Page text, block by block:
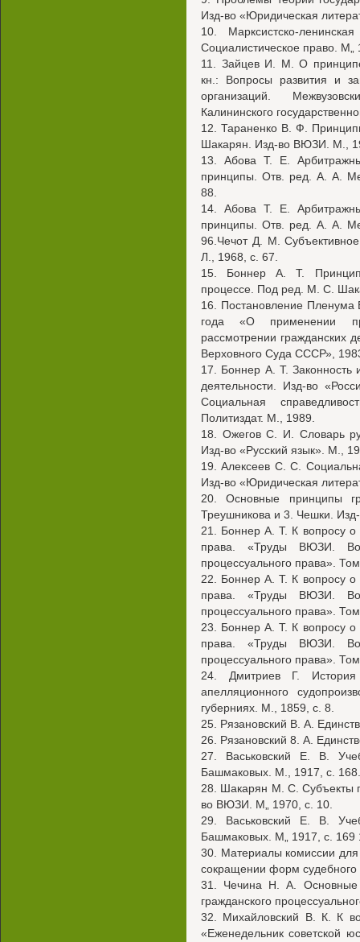
Изд-во «Юридическая
10. Марксистско-
Социалистическое право. М„
11. Зайцев И. М. О
кн.: Вопросы развития и
организаций.
Калининского
12. Тараненко В. Ф.
Шакарян. Изд-во ВЮЗИ. М.,
13. Абова Т. Е.
принципы. Отв. ред. А. А.
88.
14. Абова Т. Е.
принципы. Отв. ред. А. А.
96.Чечот Д. М.
Л., 1968, с. 67.
15. Боннер А. Т. Принцип
процессе. Под ред. М. С.
16. Постановление
года «О применении
рассмотрении гражданских
Верховного Суда СССР»,
17. Боннер А. Т. Законность
деятельности. Изд-во
Социальная
Политиздат. М., 1989.
18. Ожегов С. И. Словарь
Изд-во «Русский язык». М.,
19. Алексеев С. С.
Изд-во «Юридическая
20. Основные принципы
Треушникова и 3. Чешки.
21. Боннер А. Т. К вопросу о
права. «Труды ВЮЗИ.
процессуального права».
22. Боннер А. Т. К вопросу о
права. «Труды ВЮЗИ.
процессуального права».
23. Боннер А. Т. К вопросу о
права. «Труды ВЮЗИ.
процессуального права».
24. Дмитриев Г. История
апелляционного
губерниях. М., 1859, с. 8.
25. Рязановский В. А.
26. Рязановский 8. А.
27. Васьковский Е. В.
Башмаковых. М., 1917, с. 168.
28. Шакарян М. С. Субъекты
во ВЮЗИ. М„ 1970, с. 10.
29. Васьковский Е. В.
Башмаковых. М„ 1917, с. 169
30. Материалы комиссии
сокращении форм судебного
31. Чечина Н. А. Основные
гражданского
32. Михайловский В. К. К
«Еженедельник советской